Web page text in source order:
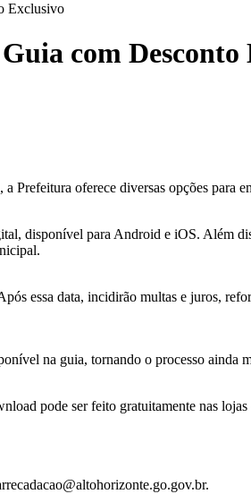
Exclusivo
com Desconto
oferece diversas opções para
disponível para Android e iOS. Além
essa data, incidirão multas e juros,
na guia, tornando o processo ainda
pode ser feito gratuitamente nas